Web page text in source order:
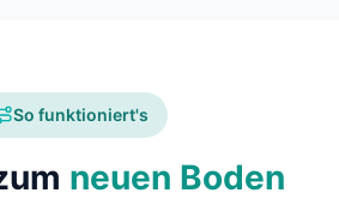
So funktioniert's
neuen Boden